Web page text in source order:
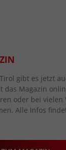
gibt es jetzt
das Magazin
oder bei vielen
Alle Infos